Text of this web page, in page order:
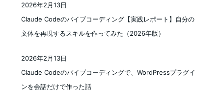
Claude Codeのバイブコーディング【実践レポート】自分の
文体を再現するスキルを作ってみた（2026年版）
2026年2月13日
Claude Codeのバイブコーディングで、WordPressプラグイ
ンを会話だけで作った話
2026年2月13日